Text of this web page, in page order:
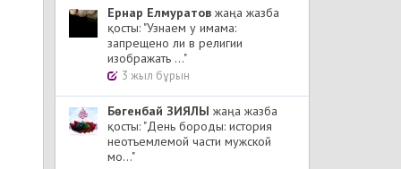
Ернар Елмуратов жаңа жазба
қосты: "Узнаем у имама:
запрещено ли в религии
изображать ..."
3 жыл бұрын
Бөгенбай ЗИЯЛЫ жаңа жазба
қосты: "День бороды: история
неотъемлемой части мужской
мо..."